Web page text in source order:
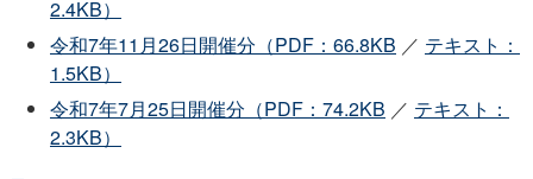
2.4KB）
令和7年11月26日開催分（PDF：66.8KB ／ テキスト：
1.5KB）
令和7年7月25日開催分（PDF：74.2KB ／ テキスト：
2.3KB）